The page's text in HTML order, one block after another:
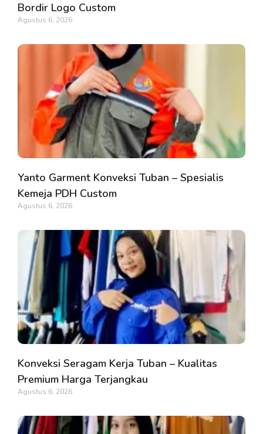
Bordir Logo Custom
Agustus 6, 2026
Yanto Garment Konveksi Tuban – Spesialis
Kemeja PDH Custom
Agustus 6, 2026
Konveksi Seragam Kerja Tuban – Kualitas
Premium Harga Terjangkau
Agustus 6, 2026